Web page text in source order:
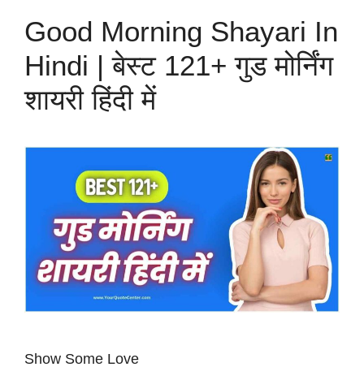
Good Morning Shayari In
Hindi | बेस्ट 121+ गुड मोर्निंग
शायरी हिंदी में
Show Some Love